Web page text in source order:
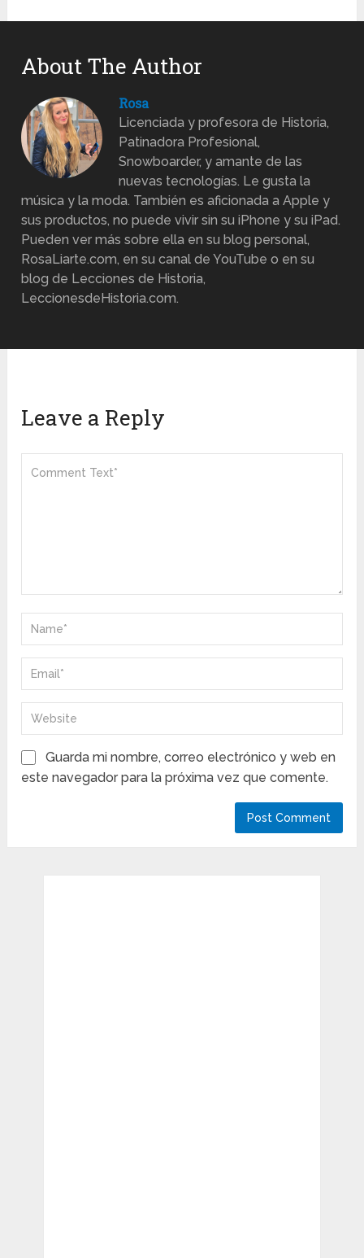
About The Author
Rosa
Licenciada y profesora de Historia,
Patinadora Profesional,
Snowboarder, y amante de las
nuevas tecnologías. Le gusta la
música y la moda. También es aficionada a Apple y
sus productos, no puede vivir sin su iPhone y su iPad.
Pueden ver más sobre ella en su blog personal,
RosaLiarte.com, en su canal de YouTube o en su
blog de Lecciones de Historia,
LeccionesdeHistoria.com.
Leave a Reply
Guarda mi nombre, correo electrónico y web en
este navegador para la próxima vez que comente.